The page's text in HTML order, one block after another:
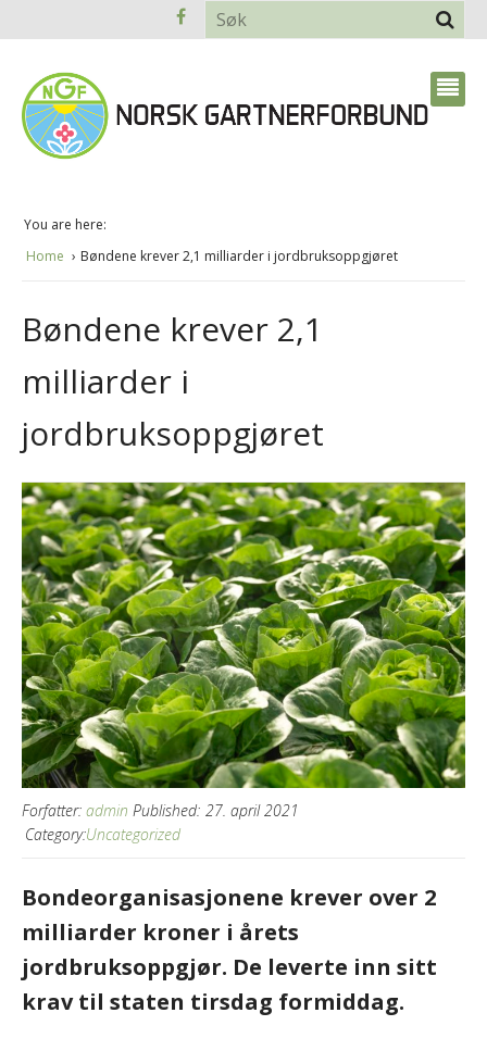
You are here:
Home
Bøndene krever 2,1 milliarder i jordbruksoppgjøret
Bøndene krever 2,1
milliarder i
jordbruksoppgjøret
Forfatter: admin Published: 27. april 2021
Category:Uncategorized
Bondeorganisasjonene krever over 2
milliarder kroner i årets
jordbruksoppgjør. De leverte inn sitt
krav til staten tirsdag formiddag.